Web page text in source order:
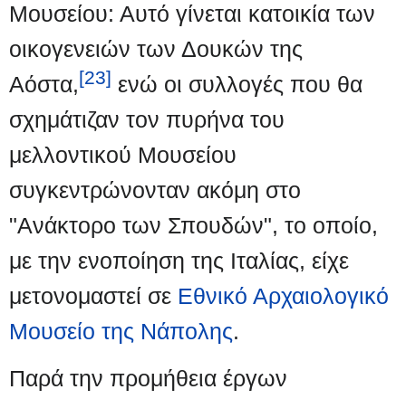
Μουσείου: Αυτό γίνεται κατοικία των
οικογενειών των Δουκών της
Αόστα,[23] ενώ οι συλλογές που θα
σχημάτιζαν τον πυρήνα του
μελλοντικού Μουσείου
συγκεντρώνονταν ακόμη στο
"Ανάκτορο των Σπουδών", το οποίο,
με την ενοποίηση της Ιταλίας, είχε
μετονομαστεί σε Εθνικό Αρχαιολογικό
Μουσείο της Νάπολης.
Παρά την προμήθεια έργων